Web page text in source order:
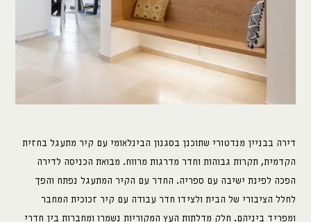
דירה בבניין מנדטורי שתוכנן בסגנון הבינלאומי עם קיר מתעגל בחזית
הקדמית, תקרות גבוהות וחדר מדרגות מרווח. מבואת הכניסה לדירה
הפכה לפינת ישיבה עם ספריה. החדר עם הקיר המתעגל נפתח והפך
לחלל הציבורי של הבית ולצידו חדר עבודה עם קיר זכוכית המחבר
ומפריד ביניהם. חלק מדלתות העץ המקוריות נשמרו ומחברות בין חדרי